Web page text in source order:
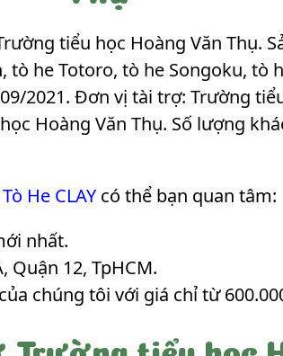
tiểu học Hoàng Văn Thụ.
he Totoro, tò he Songoku, tò
2021. Đơn vị tài trợ: Trường
Hoàng Văn Thụ. Số lượng
He CLAY có thể bạn quan tâm:
nhất.
Quận 12, TpHCM.
chúng tôi với giá chỉ từ
Trường tiểu học